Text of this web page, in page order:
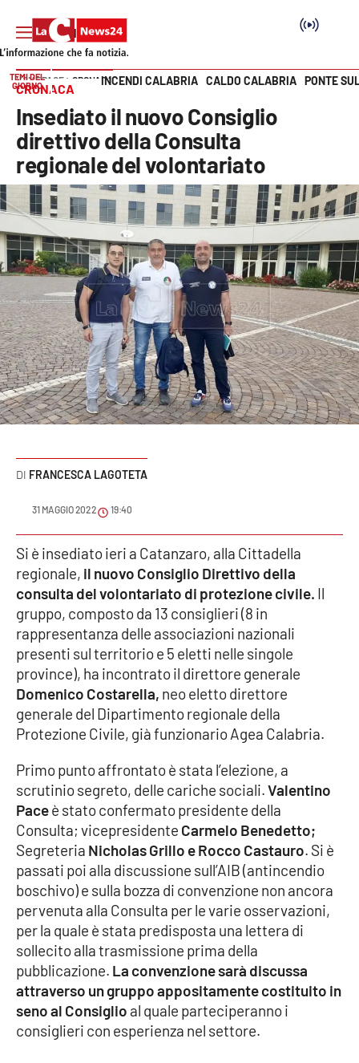
SEZIONI
Cronaca
Politica
Attualità
Economia e lavoro
Italia Mondo
Sanità
Sport
Meteo
Editoriali
VIDEO
Ambiente
Cronaca
Economia e Lavoro
Politica
Sanità
Società
Sport
RUBRICHE
Vai
TEMI DEL
GIORNO
INCENDI CALABRIA CALDO CALABRIA PONTE
HOME PAGE CRONACA
CRONACA
Insediato il nuovo Consiglio
direttivo della Consulta
regionale del volontariato
FRANCESCA LAGOTETA
31 MAGGIO 2022 19:40
Si è insediato ieri a Catanzaro, alla Cittadella
regionale, il nuovo Consiglio Direttivo della
consulta del volontariato di protezione civile. Il
gruppo, composto da 13 consiglieri (8 in
rappresentanza delle associazioni nazionali
presenti sul territorio e 5 eletti nelle singole
province), ha incontrato il direttore generale
Domenico Costarella, neo eletto direttore
generale del Dipartimento regionale della
Protezione Civile, già funzionario Agea Calabria.
Primo punto affrontato è stata l’elezione, a
scrutinio segreto, delle cariche sociali.Valentino
Paceè stato confermato presidente della
Consulta; vicepresidente Carmelo Benedetto;
Segreteria Nicholas Grillo e Rocco Castauro. Si è
passati poi alla discussione sull’AIB (antincendio
boschivo) e sulla bozza di convenzione non ancora
pervenuta alla Consulta per le varie osservazioni,
per la quale è stata predisposta una lettera di
sollecito alla trasmissione prima della
pubblicazione. La convenzione sarà discussa
attraverso un gruppo appositamente costituito in
seno al Consiglio al quale parteciperanno i
consiglieri con esperienza nel settore.